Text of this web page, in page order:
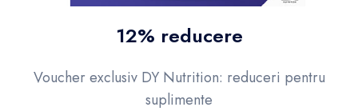
12% reducere
Voucher exclusiv DY Nutrition: reduceri pentru
suplimente